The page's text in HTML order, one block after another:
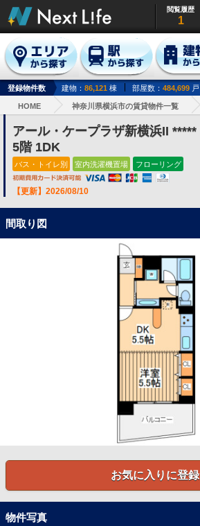
閲覧履歴
1
登録物件数 建物： 86,121 棟 部屋数： 484,699 戸
HOME 神奈川県横浜市の賃貸物件一覧
アール・ケープラザ新横浜II *****
5階 1DK
バス・トイレ別 室内洗濯機置場 フローリング
【更新】2026/08/10
間取り図
お気に入りに登録
物件写真